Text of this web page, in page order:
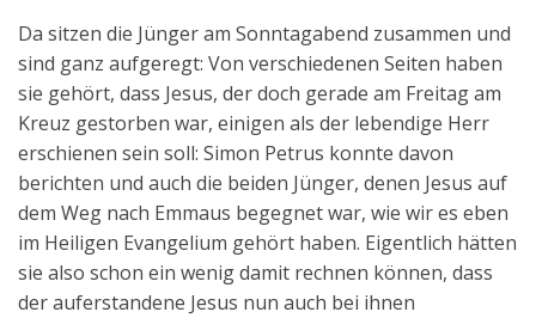
Da sitzen die Jünger am Sonntagabend zusammen und
sind ganz aufgeregt: Von verschiedenen Seiten haben
sie gehört, dass Jesus, der doch gerade am Freitag am
Kreuz gestorben war, einigen als der lebendige Herr
erschienen sein soll: Simon Petrus konnte davon
berichten und auch die beiden Jünger, denen Jesus auf
dem Weg nach Emmaus begegnet war, wie wir es eben
im Heiligen Evangelium gehört haben. Eigentlich hätten
sie also schon ein wenig damit rechnen können, dass
der auferstandene Jesus nun auch bei ihnen